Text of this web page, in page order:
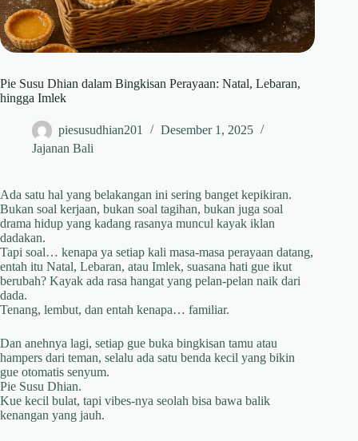
Pie Susu Dhian dalam Bingkisan Perayaan: Natal, Lebaran,
hingga Imlek
piesusudhian201
Desember 1, 2025
Jajanan Bali
Ada satu hal yang belakangan ini sering banget kepikiran.
Bukan soal kerjaan, bukan soal tagihan, bukan juga soal
drama hidup yang kadang rasanya muncul kayak iklan
dadakan.
Tapi soal… kenapa ya setiap kali masa-masa perayaan datang,
entah itu Natal, Lebaran, atau Imlek, suasana hati gue ikut
berubah? Kayak ada rasa hangat yang pelan-pelan naik dari
dada.
Tenang, lembut, dan entah kenapa… familiar.
Dan anehnya lagi, setiap gue buka bingkisan tamu atau
hampers dari teman, selalu ada satu benda kecil yang bikin
gue otomatis senyum.
Pie Susu Dhian.
Kue kecil bulat, tapi vibes-nya seolah bisa bawa balik
kenangan yang jauh.